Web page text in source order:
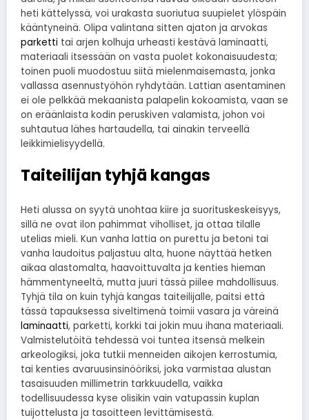
heti kättelyssä, voi urakasta suoriutua suupielet ylöspäin
kääntyneinä. Olipa valintana sitten ajaton ja arvokas
parketti tai arjen kolhuja urheasti kestävä laminaatti,
materiaali itsessään on vasta puolet kokonaisuudesta;
toinen puoli muodostuu siitä mielenmaisemasta, jonka
vallassa asennustyöhön ryhdytään. Lattian asentaminen
ei ole pelkkää mekaanista palapelin kokoamista, vaan se
on eräänlaista kodin peruskiven valamista, johon voi
suhtautua lähes hartaudella, tai ainakin terveellä
leikkimielisyydellä.
Taiteilijan tyhjä kangas
Heti alussa on syytä unohtaa kiire ja suorituskeskeisyys,
sillä ne ovat ilon pahimmat viholliset, ja ottaa tilalle
utelias mieli. Kun vanha lattia on purettu ja betoni tai
vanha laudoitus paljastuu alta, huone näyttää hetken
aikaa alastomalta, haavoittuvalta ja kenties hieman
hämmentyneeltä, mutta juuri tässä piilee mahdollisuus.
Tyhjä tila on kuin tyhjä kangas taiteilijalle, paitsi että
tässä tapauksessa siveltimenä toimii vasara ja väreinä
laminaatti, parketti, korkki tai jokin muu ihana materiaali.
Valmistelutöitä tehdessä voi tuntea itsensä melkein
arkeologiksi, joka tutkii menneiden aikojen kerrostumia,
tai kenties avaruusinsinööriksi, joka varmistaa alustan
tasaisuuden millimetrin tarkkuudella, vaikka
todellisuudessa kyse olisikin vain vatupassin kuplan
tuijottelusta ja tasoitteen levittämisestä.